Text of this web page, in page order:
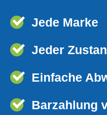
Jede Marke
Jeder
Einfache
Barzahlung